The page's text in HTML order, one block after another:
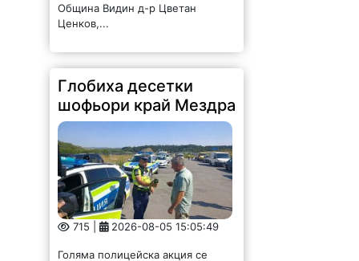
Община Видин д-р Цветан
Ценков,...
Глобиха десетки
шофьори край Мездра
715 | 2026-08-05 15:05:49
Голяма полицейска акция се